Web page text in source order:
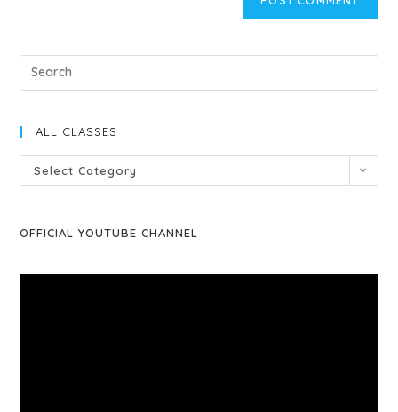
ALL CLASSES
Select Category
OFFICIAL YOUTUBE CHANNEL